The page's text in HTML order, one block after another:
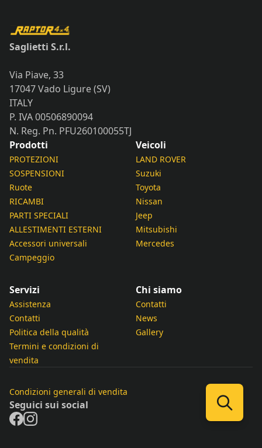
Saglietti S.r.l.
Via Piave, 33
17047 Vado Ligure (SV)
ITALY
P. IVA 00506890094
N. Reg. Pn. PFU260100055TJ
Prodotti
PROTEZIONI
SOSPENSIONI
Ruote
RICAMBI
PARTI SPECIALI
ALLESTIMENTI ESTERNI
Accessori universali
Campeggio
Veicoli
LAND ROVER
Suzuki
Toyota
Nissan
Jeep
Mitsubishi
Mercedes
Servizi
Assistenza
Contatti
Politica della qualità
Termini e condizioni di
vendita
Chi siamo
Contatti
News
Gallery
Condizioni generali di vendita
Seguici sui social